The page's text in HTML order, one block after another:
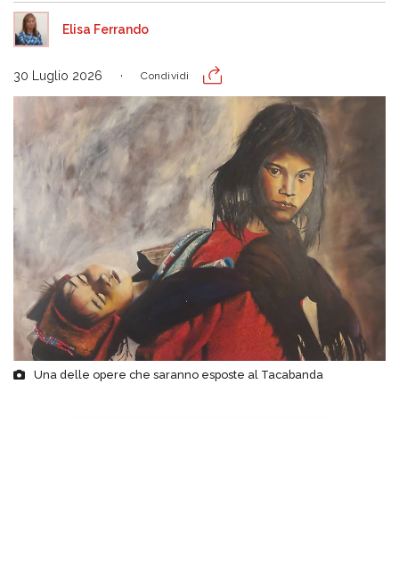
Elisa Ferrando
30 Luglio 2026 Condividi
Una delle opere che saranno esposte al Tacabanda